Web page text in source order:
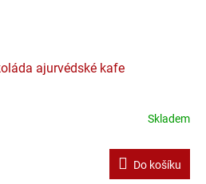
ajurvédské kafe
Skladem
Do košíku